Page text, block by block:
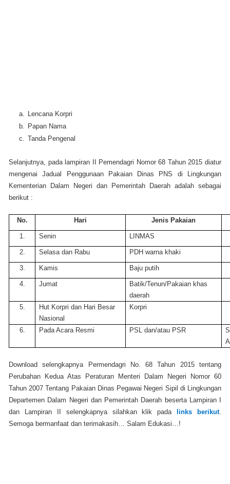
a. Lencana Korpri
b. Papan Nama
c. Tanda Pengenal
Selanjutnya, pada lampiran II Pemendagri Nomor 68 Tahun 2015 diatur
mengenai Jadual Penggunaan Pakaian Dinas PNS di
Lingkungan
Kementerian Dalam Negeri dan Pemerintah Daerah adalah sebagai
berikut :
No. Hari Jenis Pakaian
1. Senin LINMAS
2. Selasa dan Rabu PDH warna khaki
3. Kamis Baju putih
4. Jumat
Batik/Tenun/Pakaian khas
daerah
5.
Hut Korpri dan Hari Besar
Nasional
Korpri
6. Pada Acara Resmi PSL dan/atau PSR
Download selengkapnya Permendagri No. 68 Tahun 2015 tentang
Perubahan Kedua Atas Peraturan Menteri Dalam Negeri Nomor 60
Tahun 2007 Tentang Pakaian Dinas Pegawai Negeri Sipil di Lingkungan
Departemen Dalam Negeri dan Pemerintah Daerah beserta Lampiran I
dan Lampiran II selengkapnya silahkan klik pada
links berikut.
Semoga bermanfaat dan terimakasih… Salam Edukasi…!